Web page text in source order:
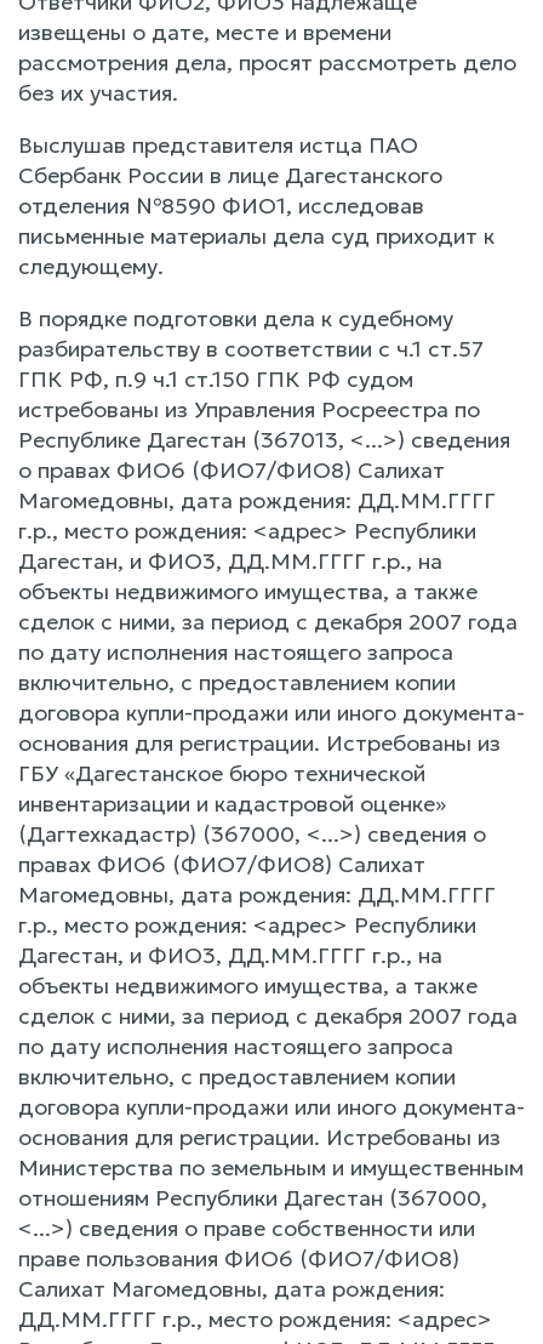
извещены о дате, месте и времени
рассмотрения дела, просят рассмотреть дело
без их участия.
Выслушав представителя истца ПАО
Сбербанк России в лице Дагестанского
отделения №8590 ФИО1, исследовав
письменные материалы дела суд приходит к
следующему.
B порядке подготовки дела к судебному
разбирательству в соответствии c ч.1 ст.57
ГПК РФ, п.9 ч.1 ст.150 ГПК РФ судом
истребованы из Управления Росреестра по
Республике Дагестан (367013, <...>) сведения
o правах ФИО6 (ФИО7/ФИО8) Салихат
Магомедовны, дата рождения: ДД.ММ.ГГГГ
г.р., место рождения: <адрес> Республики
Дагестан, и ФИО3, ДД.ММ.ГГГГ г.р., на
объекты недвижимого имущества, a также
сделок c ними, за период c декабря 2007 года
по дату исполнения настоящего запроса
включительно, c предоставлением копии
договора кyпли-продажи или иного документа-
основания для регистрации. Истребованы из
ГБУ «Дагестанское бюро технической
инвентаризации и кадастровой оценке»
(Дагтехкадастр) (367000, <...>) сведения o
правах ФИО6 (ФИО7/ФИО8) Салихат
Магомедовны, дата рождения: ДД.ММ.ГГГГ
г.р., место рождения: <адрес> Республики
Дагестан, и ФИО3, ДД.ММ.ГГГГ г.р., на
объекты недвижимого имущества, a также
сделок c ними, за период c декабря 2007 года
по дату исполнения настоящего запроса
включительно, c предоставлением копии
договора купли-продажи или иного документа-
основания для регистрации. Истребованы из
Министерства по земельным и имущественным
отношениям Республики Дагестан (367000,
<...>) сведения o праве собственности или
праве пользования ФИО6 (ФИО7/ФИО8)
Салихат Магомедовны, дата рождения:
ДД.ММ.ГГГГ г.р., место рождения: <адрес>